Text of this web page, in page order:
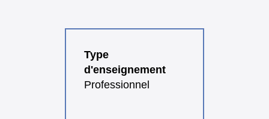
Type
d'enseignement
Professionnel